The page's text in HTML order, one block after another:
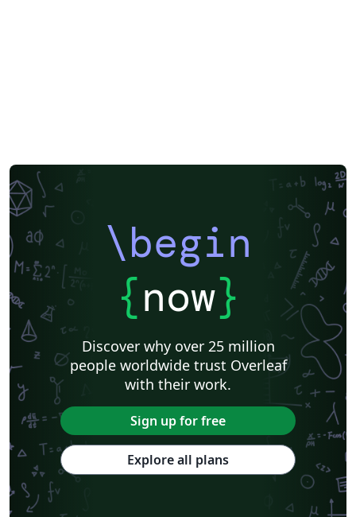
\begin
{now}
Discover why over 25 million
people worldwide trust Overleaf
with their work.
Sign up for free
Explore all plans